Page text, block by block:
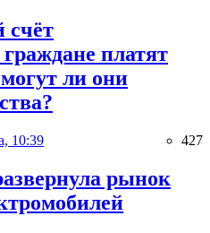
платят
ли они
10:39 427
рынок